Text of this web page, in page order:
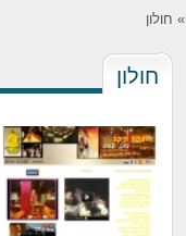
» חולון
חולון